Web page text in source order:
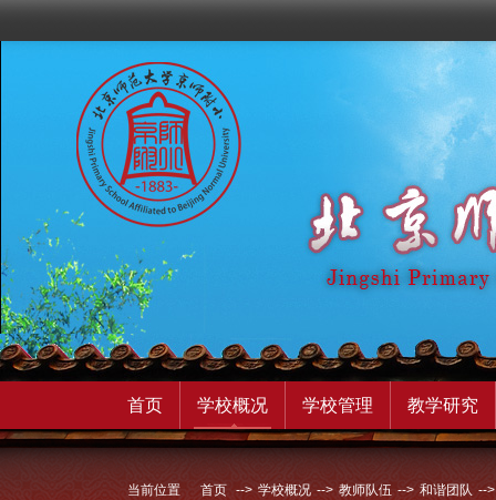
首页 学校概况 学校管理 教学研究
当前位置 首页 --> 学校概况 --> 教师队伍 --> 和谐团队 -->